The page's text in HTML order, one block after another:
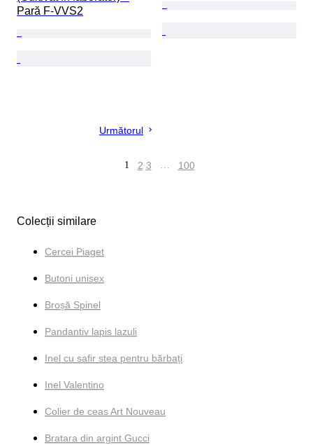
Pară F-VVS2
Următorul
1 2 3 … 100
Colecții similare
Cercei Piaget
Butoni unisex
Broșă Spinel
Pandantiv lapis lazuli
Inel cu safir stea pentru bărbați
Inel Valentino
Colier de ceas Art Nouveau
Bratara din argint Gucci